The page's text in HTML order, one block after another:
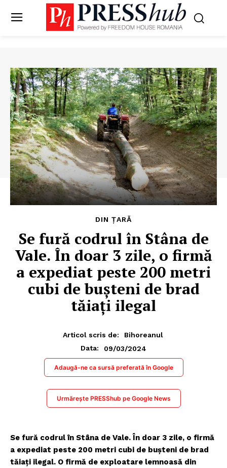
DIN ȚARĂ
Se fură codrul în Stâna de
Vale. În doar 3 zile, o firmă
a expediat peste 200 metri
cubi de buşteni de brad
tăiaţi ilegal
Articol scris de:
Bihoreanul
Data:
09/03/2024
Adaugă-ne ca sursă preferată în Google
Urmărește PRESShub pe Google News
Se fură codrul în Stâna de Vale. În doar 3 zile, o firmă
a expediat peste 200 metri cubi de buşteni de brad
tăiaţi ilegal. O firmă de exploatare lemnoasă din